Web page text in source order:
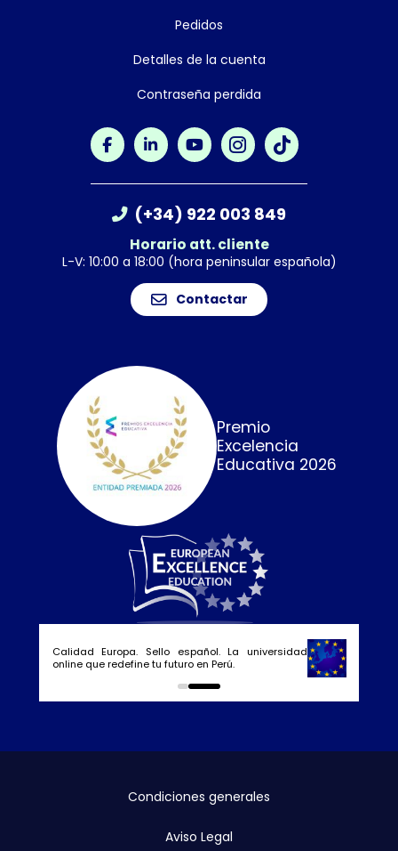
Pedidos
Detalles de la cuenta
Contraseña perdida
(+34) 922 003 849
Horario att. cliente
L-V: 10:00 a 18:00 (hora peninsular española)
Contactar
Premio
Excelencia
Educativa 2026
Calidad Europa. Sello español. La universidad
online que redefine tu futuro en Perú.
0 1
Condiciones generales
Aviso Legal